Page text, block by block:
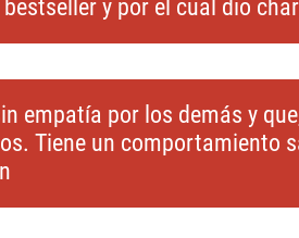
y por el cual dio
empatía por los demás y
Tiene un comportamiento